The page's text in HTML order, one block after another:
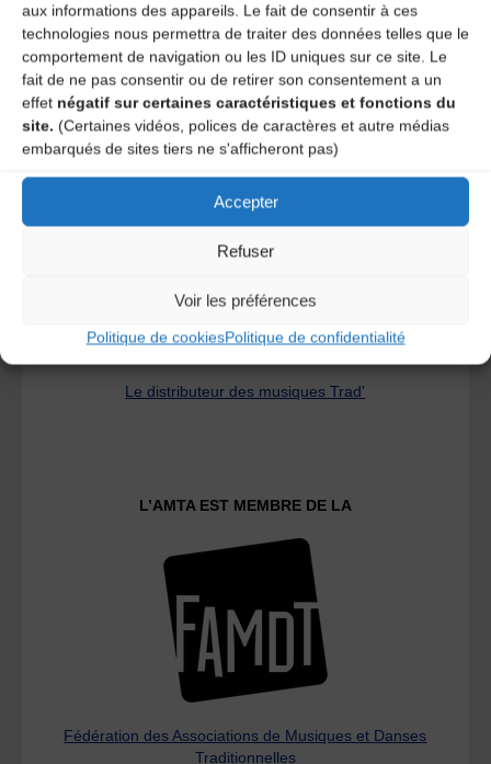
aux informations des appareils. Le fait de consentir à ces
technologies nous permettra de traiter des données telles que le
comportement de navigation ou les ID uniques sur ce site. Le
fait de ne pas consentir ou de retirer son consentement a un
effet négatif sur certaines caractéristiques et fonctions du
site. (Certaines vidéos, polices de caractères et autre médias
embarqués de sites tiers ne s'afficheront pas)
Accepter
Refuser
Voir les préférences
Politique de cookiesPolitique de confidentialité
Le distributeur des musiques Trad'
L’AMTA EST MEMBRE DE LA
Fédération des Associations de Musiques et Danses
Traditionnelles